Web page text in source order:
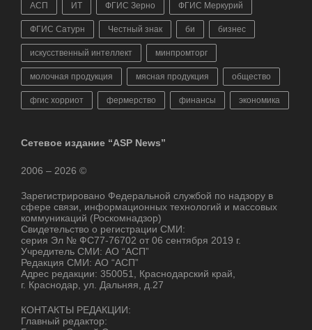
АСП ИТ ФГИС Зерно ФГИС Меркурий
ФГИС Сатурн Честный знак би бизнес
искусственный интеллект минпромторг
молочная продукция мясная продукция общество
фгис хорриот фермерство финансы экономика
Сетевое издание “ASP News”
2006 – 2026 ©
Зарегистрировано Федеральной службой по надзору в
сфере связи, информационных технологий и массовых
коммуникаций (Роскомнадзор)
Свидетельство о регистрации СМИ:
серия Эл № ФС77-76702 от 06 сентября 2019 г.
Учредитель СМИ: АО “АСП”
Редакция СМИ: АО “АСП”
Адрес редакции: 350051, Краснодарский край,
г. Краснодар, ул. Дальняя, д.27
КОНТАКТЫ РЕДАКЦИИ:
Главный редактор: